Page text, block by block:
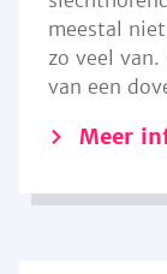
meestal
zo veel
van een
Meer